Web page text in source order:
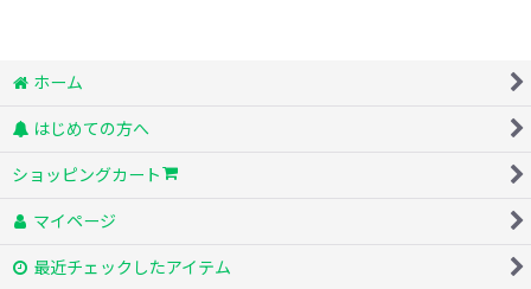
ホーム
はじめての方へ
ショッピングカート
マイページ
最近チェックしたアイテム